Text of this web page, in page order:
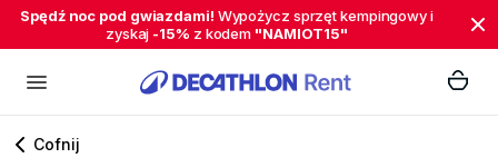
Spędź noc pod gwiazdami! Wypożycz sprzęt kempingowy i
zyskaj -15% z kodem "NAMIOT15"
Cofnij